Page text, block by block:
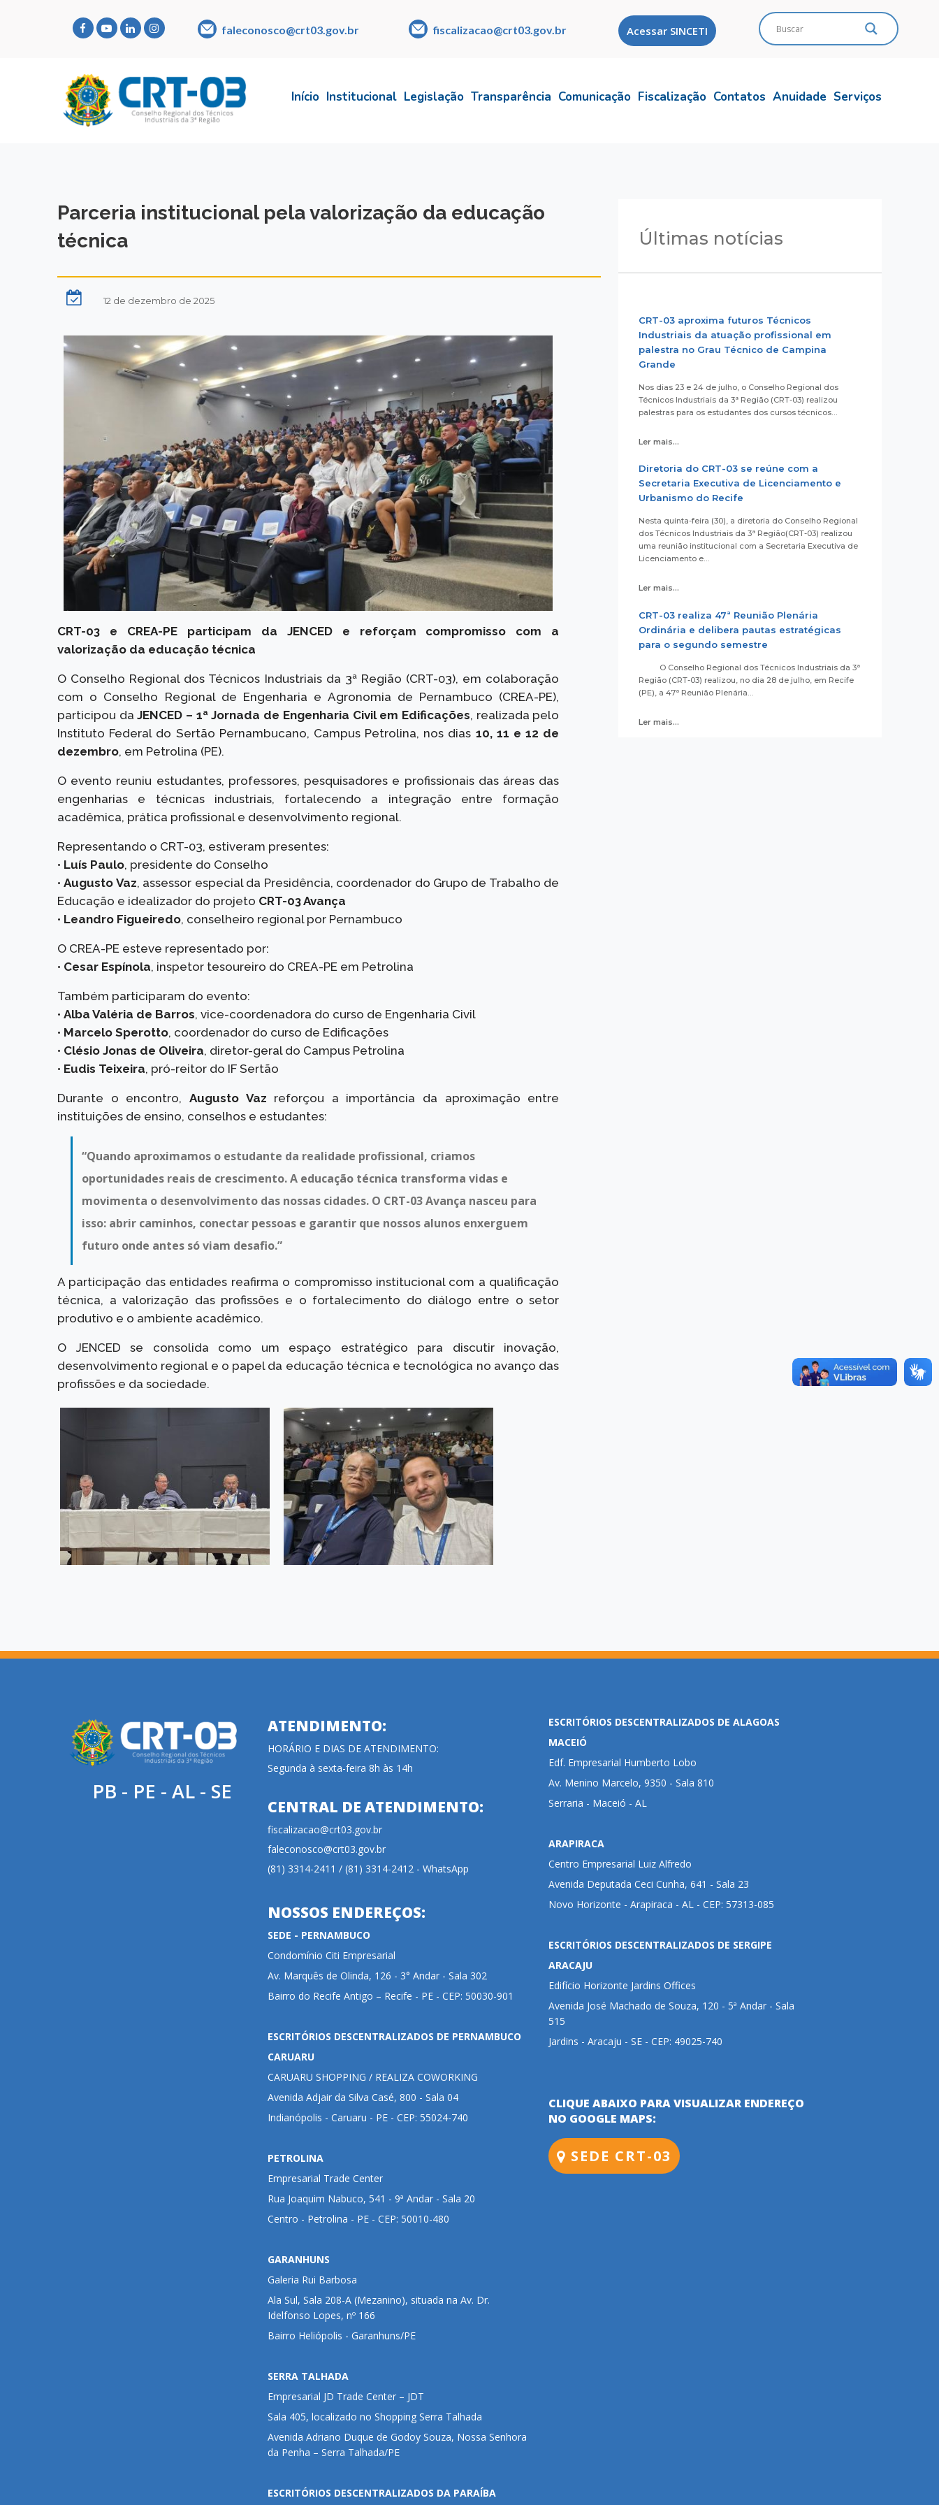
faleconosco@crt03.gov.br fiscalizacao@crt03.gov.br Acessar SINCETI
Início Institucional Legislação Transparência Comunicação Fiscalização Contatos Anuidade Serviços
Parceria institucional pela valorização da educação
técnica
12 de dezembro de 2025
CRT-03 e CREA-PE participam da JENCED e reforçam compromisso com a
valorização da educação técnica
O Conselho Regional dos Técnicos Industriais da 3ª Região (CRT-03), em colaboração
com o Conselho Regional de Engenharia e Agronomia de Pernambuco (CREA-PE),
participou daJENCED – 1ª Jornada de Engenharia Civil em Edificações, realizada pelo
Instituto Federal do Sertão Pernambucano, Campus Petrolina, nos dias 10, 11 e 12 de
dezembro, em Petrolina (PE).
O evento reuniu estudantes, professores, pesquisadores e profissionais das áreas das
engenharias e técnicas industriais, fortalecendo a integração entre formação
acadêmica, prática profissional e desenvolvimento regional.
Representando o CRT-03, estiveram presentes:
• Luís Paulo, presidente do Conselho
•Augusto Vaz, assessor especial da Presidência, coordenador do Grupo de Trabalho de
Educação e idealizador do projeto CRT-03 Avança
• Leandro Figueiredo, conselheiro regional por Pernambuco
O CREA-PE esteve representado por:
• Cesar Espínola, inspetor tesoureiro do CREA-PE em Petrolina
Também participaram do evento:
• Alba Valéria de Barros, vice-coordenadora do curso de Engenharia Civil
• Marcelo Sperotto, coordenador do curso de Edificações
• Clésio Jonas de Oliveira, diretor-geral do Campus Petrolina
• Eudis Teixeira, pró-reitor do IF Sertão
Durante o encontro, Augusto Vaz reforçou a importância da aproximação entre
instituições de ensino, conselhos e estudantes:
“Quando aproximamos o estudante da realidade profissional, criamos
oportunidades reais de crescimento. A educação técnica transforma vidas e
movimenta o desenvolvimento das nossas cidades. O CRT-03 Avança nasceu para
isso: abrir caminhos, conectar pessoas e garantir que nossos alunos enxerguem
futuro onde antes só viam desafio.”
A participação das entidades reafirma o compromisso institucional com a qualificação
técnica, a valorização das profissões e o fortalecimento do diálogo entre o setor
produtivo e o ambiente acadêmico.
O JENCED se consolida como um espaço estratégico para discutir inovação,
desenvolvimento regional e o papel da educação técnica e tecnológica no avanço das
profissões e da sociedade.
Últimas notícias
CRT-03 aproxima futuros Técnicos
Industriais da atuação profissional em
palestra no Grau Técnico de Campina
Grande
Nos dias 23 e 24 de julho, o Conselho Regional dos
Técnicos Industriais da 3ª Região (CRT-03) realizou
palestras para os estudantes dos cursos técnicos…
Ler mais...
Diretoria do CRT-03 se reúne com a
Secretaria Executiva de Licenciamento e
Urbanismo do Recife
Nesta quinta-feira (30), a diretoria do Conselho Regional
dos Técnicos Industriais da 3ª Região(CRT-03) realizou
uma reunião institucional com a Secretaria Executiva de
Licenciamento e…
Ler mais...
CRT-03 realiza 47ª Reunião Plenária
Ordinária e delibera pautas estratégicas
para o segundo semestre
O Conselho Regional dos Técnicos Industriais da 3ª
Região (CRT-03) realizou, no dia 28 de julho, em Recife
(PE), a 47ª Reunião Plenária…
Ler mais...
PB - PE - AL - SE
ATENDIMENTO:
HORÁRIO E DIAS DE ATENDIMENTO:
Segunda à sexta-feira 8h às 14h
CENTRAL DE ATENDIMENTO:
fiscalizacao@crt03.gov.br
faleconosco@crt03.gov.br
(81) 3314-2411 / (81) 3314-2412 - WhatsApp
NOSSOS ENDEREÇOS:
SEDE - PERNAMBUCO
Condomínio Citi Empresarial
Av. Marquês de Olinda, 126 - 3° Andar - Sala 302
Bairro do Recife Antigo – Recife - PE - CEP: 50030-901
ESCRITÓRIOS DESCENTRALIZADOS DE PERNAMBUCO
CARUARU
CARUARU SHOPPING / REALIZA COWORKING
Avenida Adjair da Silva Casé, 800 - Sala 04
Indianópolis - Caruaru - PE - CEP: 55024-740
PETROLINA
Empresarial Trade Center
Rua Joaquim Nabuco, 541 - 9ª Andar - Sala 20
Centro - Petrolina - PE - CEP: 50010-480
GARANHUNS
Galeria Rui Barbosa
Ala Sul, Sala 208-A (Mezanino), situada na Av. Dr.
Idelfonso Lopes, nº 166
Bairro Heliópolis - Garanhuns/PE
SERRA TALHADA
Empresarial JD Trade Center – JDT
Sala 405, localizado no Shopping Serra Talhada
Avenida Adriano Duque de Godoy Souza, Nossa Senhora
da Penha – Serra Talhada/PE
ESCRITÓRIOS DESCENTRALIZADOS DA PARAÍBA
ESCRITÓRIOS DESCENTRALIZADOS DE ALAGOAS
MACEIÓ
Edf. Empresarial Humberto Lobo
Av. Menino Marcelo, 9350 - Sala 810
Serraria - Maceió - AL
ARAPIRACA
Centro Empresarial Luiz Alfredo
Avenida Deputada Ceci Cunha, 641 - Sala 23
Novo Horizonte - Arapiraca - AL - CEP: 57313-085
ESCRITÓRIOS DESCENTRALIZADOS DE SERGIPE
ARACAJU
Edifício Horizonte Jardins Offices
Avenida José Machado de Souza, 120 - 5ª Andar - Sala
515
Jardins - Aracaju - SE - CEP: 49025-740
CLIQUE ABAIXO PARA VISUALIZAR ENDEREÇO
NO GOOGLE MAPS:
SEDE CRT-03